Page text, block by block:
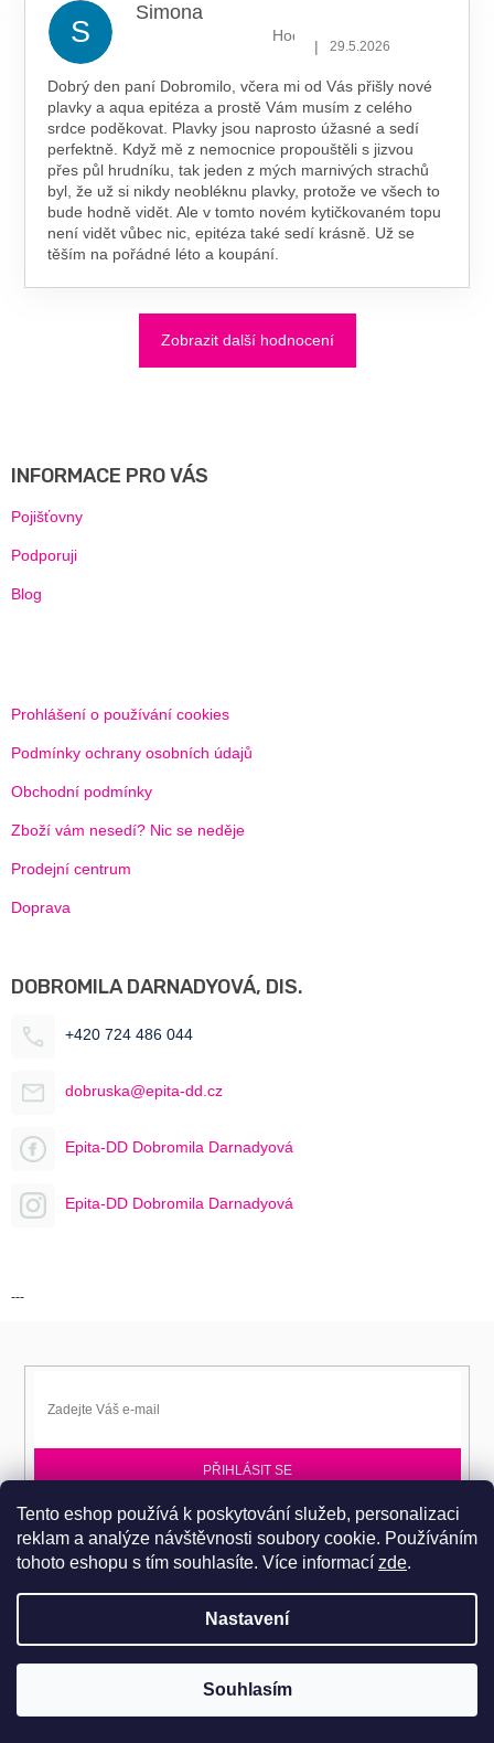
Tento eshop používá k poskytování služeb, personalizaci
reklam a analýze návštěvnosti soubory cookie. Používáním
tohoto eshopu s tím souhlasíte. Více informací zde.
Nastavení
Souhlasím
Pro návštěvu do prodejního centra je nutné se objednat. Tel.: 724
S
Simona
Hodnocení obchodu je 5 z 5
| 29.5.2026
Dobrý den paní Dobromilo, včera mi od Vás přišly nové
plavky a aqua epitéza a prostě Vám musím z celého
srdce poděkovat. Plavky jsou naprosto úžasné a sedí
perfektně. Když mě z nemocnice propouštěli s jizvou
přes půl hrudníku, tak jeden z mých marnivých strachů
byl, že už si nikdy neobléknu plavky, protože ve všech to
bude hodně vidět. Ale v tomto novém kytičkovaném topu
není vidět vůbec nic, epitéza také sedí krásně. Už se
těším na pořádné léto a koupání.
Zobrazit další hodnocení
INFORMACE PRO VÁS
Pojišťovny
Podporuji
Blog
Prohlášení o používání cookies
Podmínky ochrany osobních údajů
Obchodní podmínky
Zboží vám nesedí? Nic se neděje
Prodejní centrum
Doprava
DOBROMILA DARNADYOVÁ, DIS.
+420 724 486 044
dobruska@epita-dd.cz
Epita-DD Dobromila Darnadyová
Epita-DD Dobromila Darnadyová
---
PŘIHLÁSIT SE
Přihlaste se k EPITA-DD a získávejte novinky jako první.